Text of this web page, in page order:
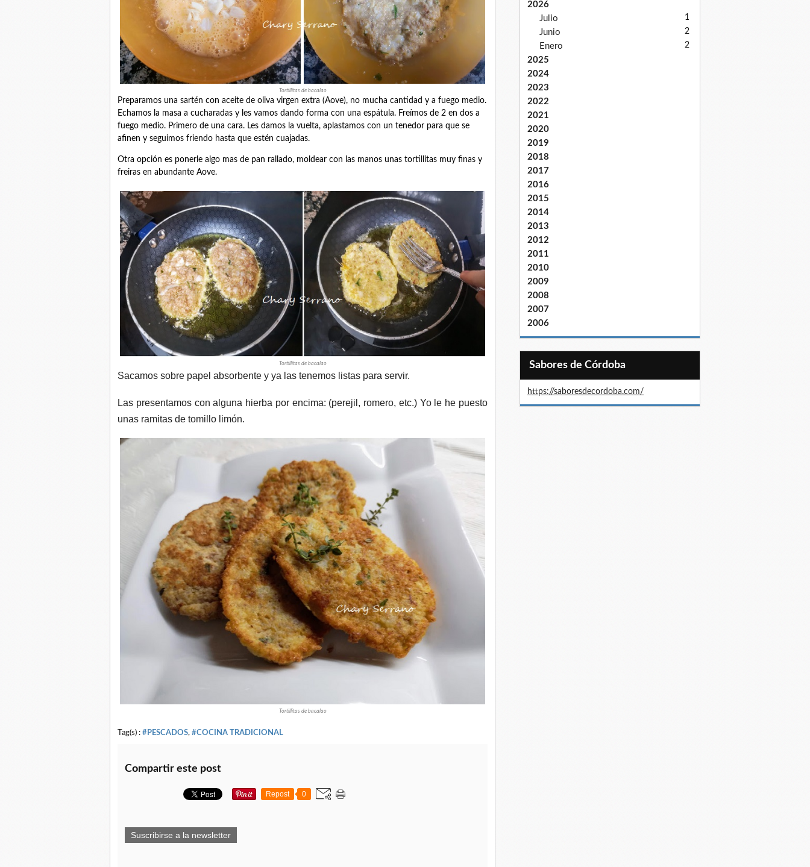
Tortillitas de bacalao
Preparamos una sartén con aceite de oliva virgen extra (Aove), no mucha cantidad y a fuego medio.
Echamos la masa a cucharadas y les vamos dando forma con una espátula. Freímos de 2 en dos a
fuego medio. Primero de una cara. Les damos la vuelta, aplastamos con un tenedor para que se
afinen y seguimos friendo hasta que estén cuajadas.
Otra opción es ponerle algo mas de pan rallado, moldear con las manos unas tortillitas muy finas y
freiras en abundante Aove.
Tortillitas de bacalao
Sacamos sobre papel absorbente y ya las tenemos listas para servir.
Las presentamos con alguna hierba por encima: (perejil, romero, etc.) Yo le he puesto
unas ramitas de tomillo limón.
Tortillitas de bacalao
Tag(s) : #PESCADOS, #COCINA TRADICIONAL
Compartir este post
Repost 0
Suscribirse a la newsletter
2026
Julio
1
Junio 2
Enero 2
2025
2024
2023
2022
2021
2020
2019
2018
2017
2016
2015
2014
2013
2012
2011
2010
2009
2008
2007
2006
Sabores de Córdoba
https://saboresdecordoba.com/